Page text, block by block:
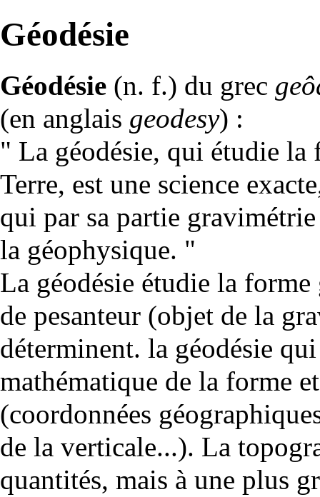
Géodésie
Géodésie (n. f.) du grec
(en anglais geodesy) :
" La géodésie, qui étudie la
Terre, est une science
qui par sa partie gravimétrie
la géophysique. "
La géodésie étudie la forme
de pesanteur (objet de la
déterminent. la géodésie
mathématique de la forme
(coordonnées
de la verticale...). La
quantités, mais à une plus